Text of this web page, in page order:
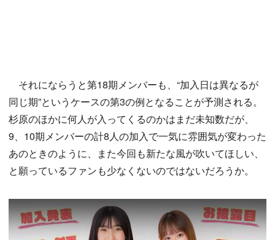
それにならうと第18期メンバーも、“加入日は異なるが
同じ期”というケースの第3の例となることが予測される。
杉原のほかに何人が入ってくるのかはまだ未知数だが、
9、10期メンバーの計8人の加入で一気に雰囲気が変わった
あのときのように、また今回も新たな風が吹いてほしい、
と願っているファンも少なくないのではないだろうか。